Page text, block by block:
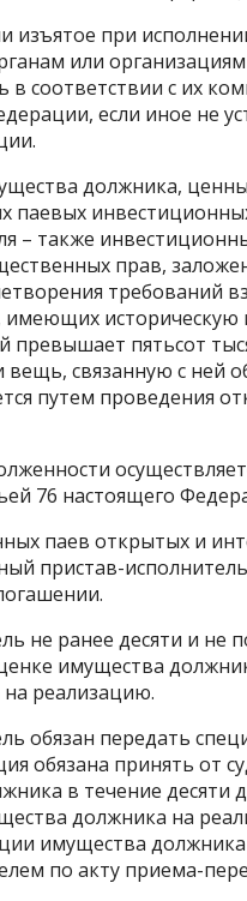
изъятое при
или
в соответствии с их
если иное не
должника,
паевых
– также
прав,
требований
историческую
превышает пятьсот
связанную с ней
путем проведения
76 настоящего
паев открытых и
пристав-
не ранее десяти и не
имущества
реализацию.
обязан передать
обязана принять от
в течение десяти
должника на
имущества должника
по акту приема-